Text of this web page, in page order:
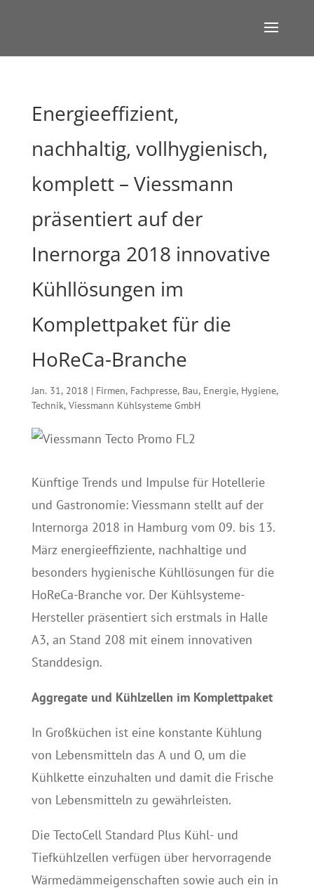
Energieeffizient,
nachhaltig, vollhygienisch,
komplett – Viessmann
präsentiert auf der
Inernorga 2018 innovative
Kühllösungen im
Komplettpaket für die
HoReCa-Branche
Jan. 31, 2018 | Firmen, Fachpresse, Bau, Energie, Hygiene,
Technik, Viessmann Kühlsysteme GmbH
Künftige Trends und Impulse für Hotellerie
und Gastronomie: Viessmann stellt auf der
Internorga 2018 in Hamburg vom 09. bis 13.
März energieeffiziente, nachhaltige und
besonders hygienische Kühllösungen für die
HoReCa-Branche vor. Der Kühlsysteme-
Hersteller präsentiert sich erstmals in Halle
A3, an Stand 208 mit einem innovativen
Standdesign.
Aggregate und Kühlzellen im Komplettpaket
In Großküchen ist eine konstante Kühlung
von Lebensmitteln das A und O, um die
Kühlkette einzuhalten und damit die Frische
von Lebensmitteln zu gewährleisten.
Die TectoCell Standard Plus Kühl- und
Tiefkühlzellen verfügen über hervorragende
Wärmedämmeigenschaften sowie auch ein in